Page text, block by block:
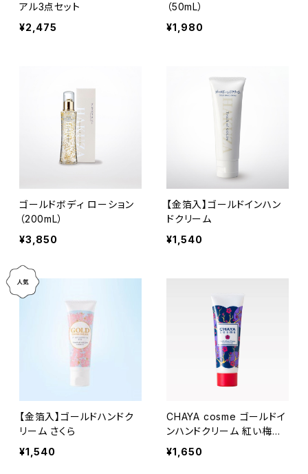
アル3点セット
¥2,475
（50mL）
¥1,980
ゴールドボディ ローション
（200mL）
¥3,850
【金箔入】ゴールドインハン
ドクリーム
¥1,540
【金箔入】ゴールドハンドク
リーム さくら
¥1,540
CHAYA cosme ゴールドイ
ンハンドクリーム 紅い梅の
香り
¥1,650